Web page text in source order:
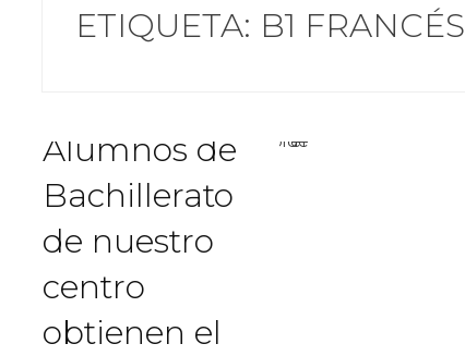
ETIQUETA: B1 FRANCÉS
Alumnos de
Bachillerato
de nuestro
centro
obtienen el